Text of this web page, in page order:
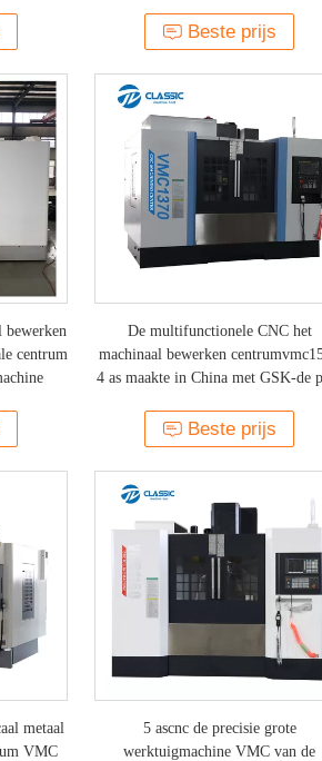
Beste prijs
bewerken
centrum
De multifunctionele CNC het
machinaal bewerken
4 as maakte in China met GSK-de
Beste prijs
metaal
VMC
5 ascnc de precisie grote
werktuigmachine VMC van de